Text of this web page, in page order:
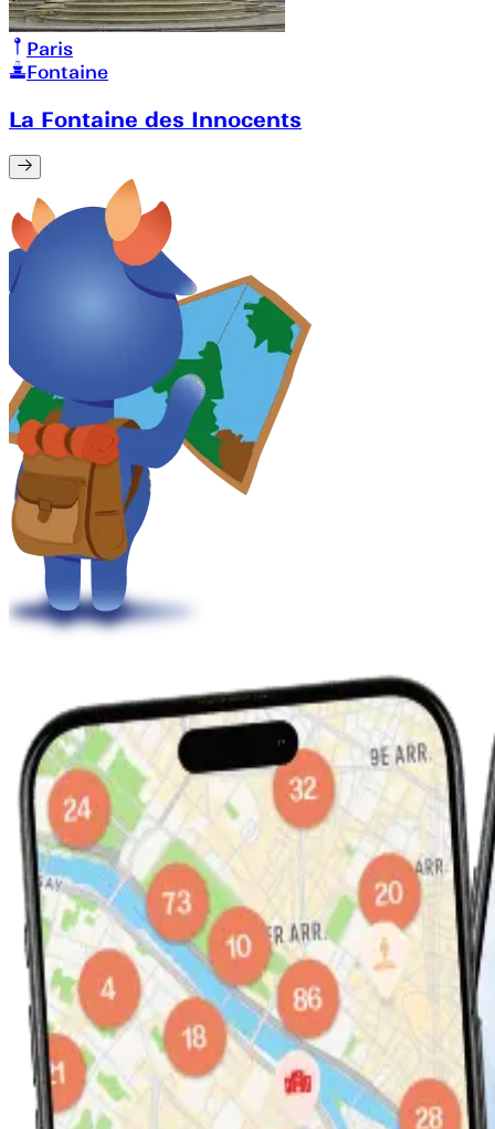
Paris
Fontaine
La Fontaine des Innocents